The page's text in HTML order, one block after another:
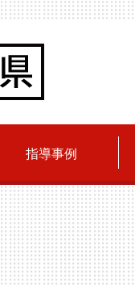
指導事例